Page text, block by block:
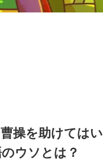
操を助けてはい
ウソとは？